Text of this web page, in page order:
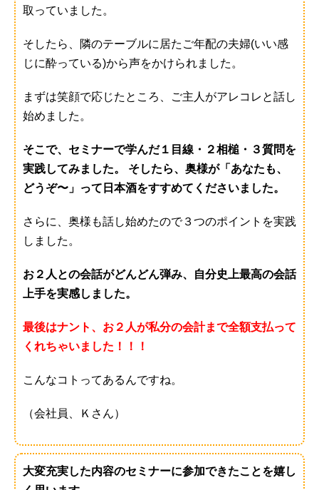
取っていました。
そしたら、隣のテーブルに居たご年配の夫婦(いい感
じに酔っている)から声をかけられました。
まずは笑顔で応じたところ、ご主人がアレコレと話し
始めました。
そこで、セミナーで学んだ１目線・２相槌・３質問を
実践してみました。 そしたら、奥様が「あなたも、
どうぞ〜」って日本酒をすすめてくださいました。
さらに、奥様も話し始めたので３つのポイントを実践
しました。
お２人との会話がどんどん弾み、自分史上最高の会話
上手を実感しました。
最後はナント、お２人が私分の会計まで全額支払って
くれちゃいました！！！
こんなコトってあるんですね。
（会社員、Ｋさん）
大変充実した内容のセミナーに参加できたことを嬉し